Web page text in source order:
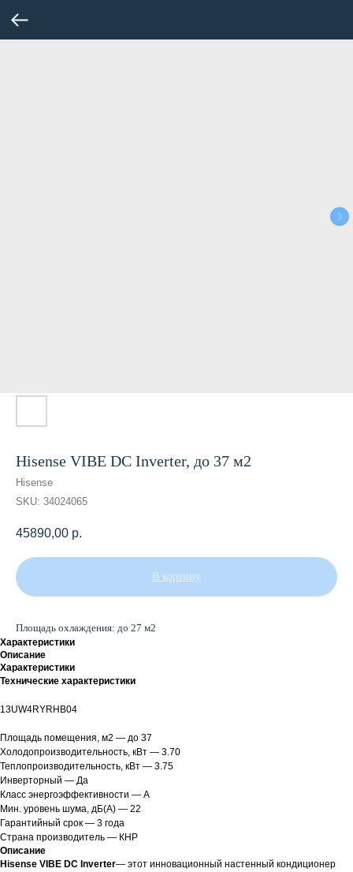
Hisense VIBE DC Inverter, до 37 м2
Hisense
SKU: 34024065
45890,00 р.
В корзину
Площадь охлаждения: до 27 м2
Характеристики
Описание
Характеристики
Технические характеристики
13UW4RYRHB04
Площадь помещения, м2 — до 37
Холодопроизводительность, кВт — 3.70
Теплопроизводительность, кВт — 3.75
Инверторный — Да
Класс энергоэффективности — А
Мин. уровень шума, дБ(А) — 22
Гарантийный срок — 3 года
Страна производитель — КНР
Описание
Hisense VIBE DC Inverter— этот инновационный настенный кондиционер